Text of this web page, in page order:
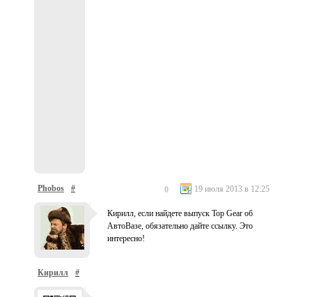
Phobos # 19 июля 2013 в 12:25
0
Кирилл, если найдете выпуск Top Gear об
АвтоВазе, обязательно дайте ссылку. Это
интересно!
Кирилл #